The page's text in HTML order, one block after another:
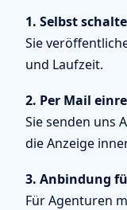
1. Selbst
Sie
und Laufzeit.
2. Per Mail
Sie senden uns
die Anzeige
3. Anbindung
Für Agenturen